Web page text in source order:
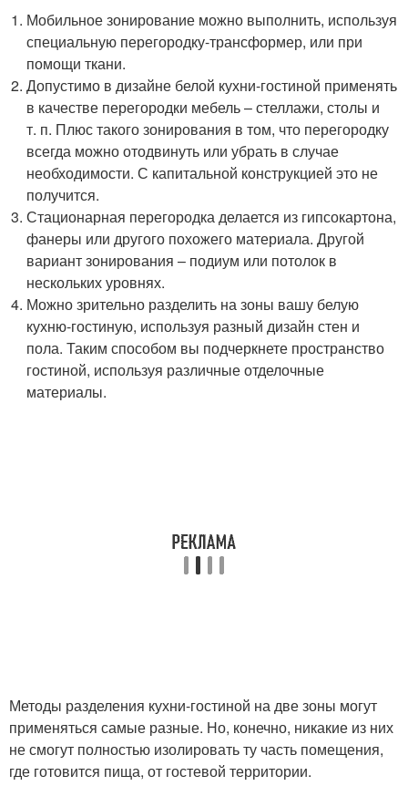
Мобильное зонирование можно выполнить, используя
специальную перегородку-трансформер, или при
помощи ткани.
Допустимо в дизайне белой кухни-гостиной применять
в качестве перегородки мебель – стеллажи, столы и
т. п. Плюс такого зонирования в том, что перегородку
всегда можно отодвинуть или убрать в случае
необходимости. С капитальной конструкцией это не
получится.
Стационарная перегородка делается из гипсокартона,
фанеры или другого похожего материала. Другой
вариант зонирования – подиум или потолок в
нескольких уровнях.
Можно зрительно разделить на зоны вашу белую
кухню-гостиную, используя разный дизайн стен и
пола. Таким способом вы подчеркнете пространство
гостиной, используя различные отделочные
материалы.
Методы разделения кухни-гостиной на две зоны могут
применяться самые разные. Но, конечно, никакие из них
не смогут полностью изолировать ту часть помещения,
где готовится пища, от гостевой территории.